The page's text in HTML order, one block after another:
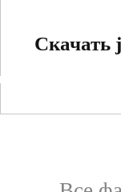
Скачать